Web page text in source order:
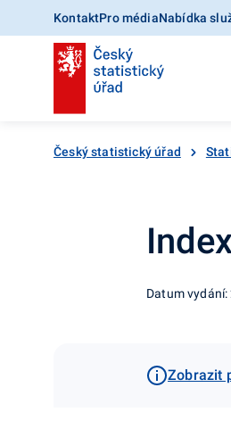
KontaktPro médiaNabídka
Český statistický úřad
Datum
Zobrazit